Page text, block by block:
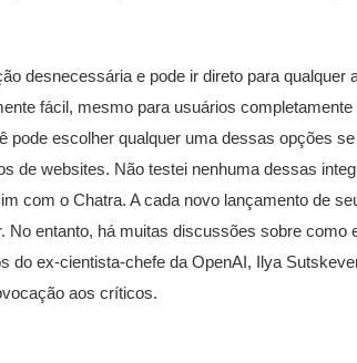
desnecessária e pode ir direto para qualquer
fácil, mesmo para usuários
pode escolher qualquer uma dessas opções
de websites. Não testei nenhuma dessas
com o Chatra. A cada novo lançamento de
No entanto, há muitas discussões sobre como
do ex-cientista-chefe da OpenAI, Ilya
aos críticos.